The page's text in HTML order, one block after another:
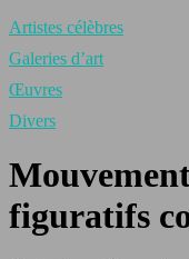
Artistes célèbres
Galeries d’art
Œuvres
Divers
figuratifs